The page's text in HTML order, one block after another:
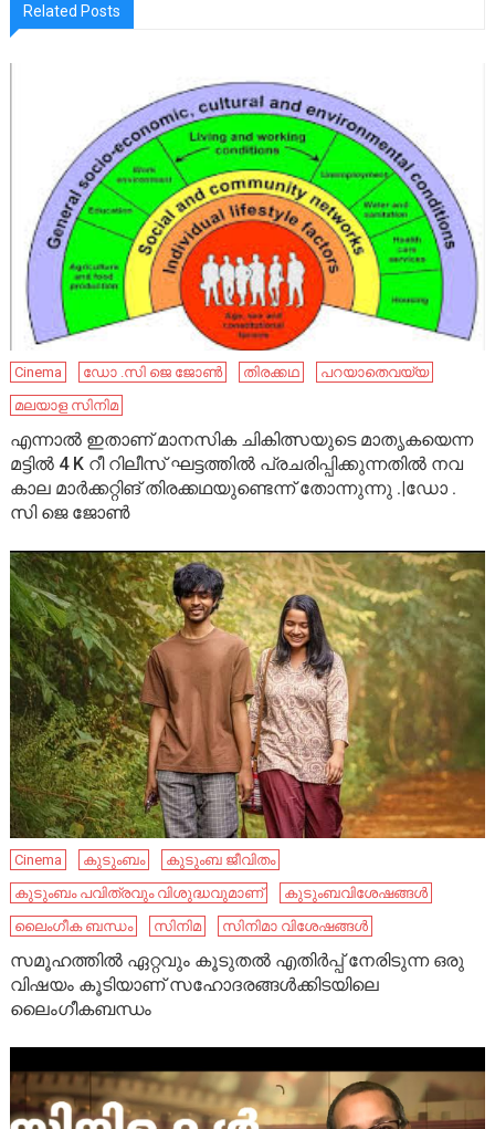
Related Posts
Cinema ഡോ .സി ജെ ജോൺ തിരക്കഥ
പറയാതെവയ്യ
മലയാള സിനിമ
എന്നാൽ ഇതാണ് മാനസിക ചികിത്സയുടെ മാതൃകയെന്ന
മട്ടിൽ 4 K റീ റിലീസ് ഘട്ടത്തിൽ പ്രചരിപ്പിക്കുന്നതിൽ നവ
കാല മാർക്കറ്റിങ് തിരക്കഥയുണ്ടെന്ന് തോന്നുന്നു .|ഡോ .
സി ജെ ജോൺ
Cinema കുടുംബം
കുടുംബ ജീവിതം
കുടുംബം പവിത്രവും വിശുദ്ധവുമാണ്
കുടുംബവിശേഷങ്ങൾ
ലൈംഗീക ബന്ധം
സിനിമ സിനിമാ വിശേഷങ്ങൾ
സമൂഹത്തിൽ ഏറ്റവും കൂടുതൽ എതിർപ്പ് നേരിടുന്ന ഒരു
വിഷയം കൂടിയാണ് സഹോദരങ്ങൾക്കിടയിലെ
ലൈംഗീകബന്ധം